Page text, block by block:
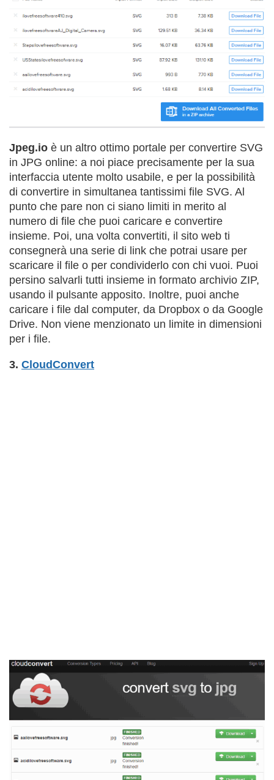
Jpeg.io è un altro ottimo portale per convertire SVG
in JPG online: a noi piace precisamente per la sua
interfaccia utente molto usabile, e per la possibilità
di convertire in simultanea tantissimi file SVG. Al
punto che pare non ci siano limiti in merito al
numero di file che puoi caricare e convertire
insieme. Poi, una volta convertiti, il sito web ti
consegnerà una serie di link che potrai usare per
scaricare il file o per condividerlo con chi vuoi. Puoi
persino salvarli tutti insieme in formato archivio ZIP,
usando il pulsante apposito. Inoltre, puoi anche
caricare i file dal computer, da Dropbox o da Google
Drive. Non viene menzionato un limite in dimensioni
per i file.
3. CloudConvert